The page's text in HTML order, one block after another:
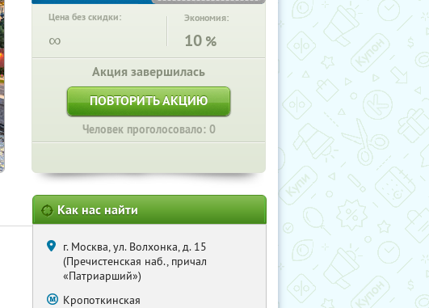
Цена без скидки:
∞
Экономия:
10 %
Акция завершилась
ПОВТОРИТЬ АКЦИЮ
Человек проголосовало: 0
Как нас найти
г. Москва, ул. Волхонка, д. 15
(Пречистенская наб., причал
«Патриарший»)
Кропоткинская